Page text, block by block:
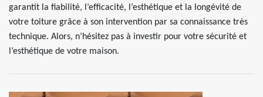
garantit la fiabilité, l’efficacité, l’esthétique et la longévité de
votre toiture grâce à son intervention par sa connaissance très
technique. Alors, n’hésitez pas à investir pour votre sécurité et
l’esthétique de votre maison.